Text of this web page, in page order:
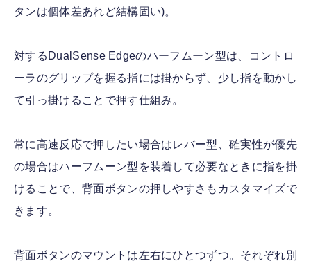
タンは個体差あれど結構固い)。
対するDualSense Edgeのハーフムーン型は、コントロ
ーラのグリップを握る指には掛からず、少し指を動かし
て引っ掛けることで押す仕組み。
常に高速反応で押したい場合はレバー型、確実性が優先
の場合はハーフムーン型を装着して必要なときに指を掛
けることで、背面ボタンの押しやすさもカスタマイズで
きます。
背面ボタンのマウントは左右にひとつずつ。それぞれ別